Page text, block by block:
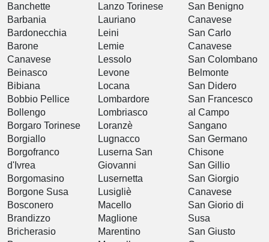
Banchette
Barbania
Bardonecchia
Barone
Canavese
Beinasco
Bibiana
Bobbio Pellice
Bollengo
Borgaro Torinese
Borgiallo
Borgofranco
d'Ivrea
Borgomasino
Borgone Susa
Bosconero
Brandizzo
Bricherasio
Lanzo Torinese
Lauriano
Leini
Lemie
Lessolo
Levone
Locana
Lombardore
Lombriasco
Loranzè
Lugnacco
Luserna San
Giovanni
Lusernetta
Lusigliè
Macello
Maglione
Marentino
San Benigno
Canavese
San Carlo
Canavese
San Colombano
Belmonte
San Didero
San Francesco
al Campo
Sangano
San Germano
Chisone
San Gillio
San Giorgio
Canavese
San Giorio di
Susa
San Giusto